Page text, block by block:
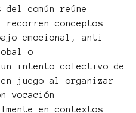
común reúne
conceptos
emocional, anti-
o
intento colectivo de
en juego al organizar
vocación
en contextos